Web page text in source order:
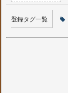
登録タグ一覧